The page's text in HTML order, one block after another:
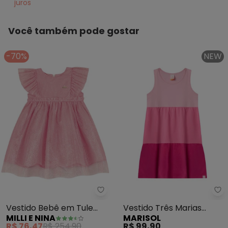
juros
Você também pode gostar
-70%
Milli e Nina - Vestido Bebê em
Vestido Bebê em Tule
Brilho (Rosa)
MILLI E NINA
NEW
Vestido Três Marias
Menina Marisol (Rosa)
MARISOL